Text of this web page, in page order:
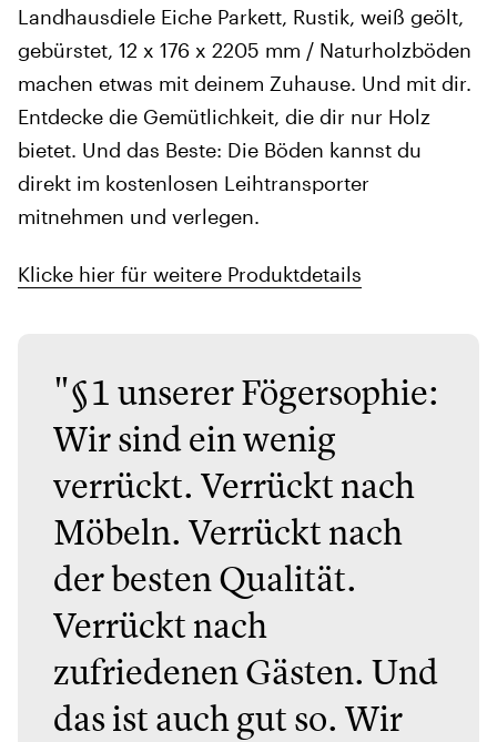
Landhausdiele Eiche Parkett, Rustik, weiß geölt,
gebürstet, 12 x 176 x 2205 mm / Naturholzböden
machen etwas mit deinem Zuhause. Und mit dir.
Entdecke die Gemütlichkeit, die dir nur Holz
bietet. Und das Beste: Die Böden kannst du
direkt im kostenlosen Leihtransporter
mitnehmen und verlegen.
Klicke hier für weitere Produktdetails
"§1 unserer Fögersophie:
Wir sind ein wenig
verrückt. Verrückt nach
Möbeln. Verrückt nach
der besten Qualität.
Verrückt nach
zufriedenen Gästen. Und
das ist auch gut so. Wir